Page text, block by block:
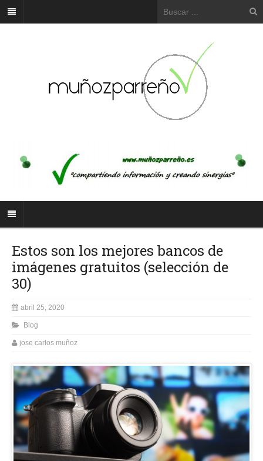
Estos son los mejores bancos de
imágenes gratuitos (selección de
30)
abril 25, 2020
Blog
jose carlos muñoz